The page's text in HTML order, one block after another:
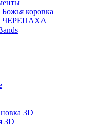
коровка
ЧЕРЕПАХА
3D
3D